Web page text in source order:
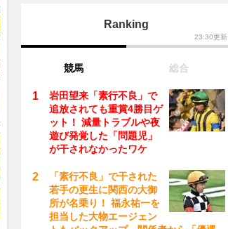
Ranking
23:30更新
競馬 総合
岩田望来「素行不良」で
追放されても重賞4勝目ゲ
ット！ 減量トラブルや夜
遊び発覚した「問題児」
が干されなかったワケ
「素行不良」で干された
若手の更生に関西の大御
所が名乗り！ 福永祐一を
担当した大物エージェン